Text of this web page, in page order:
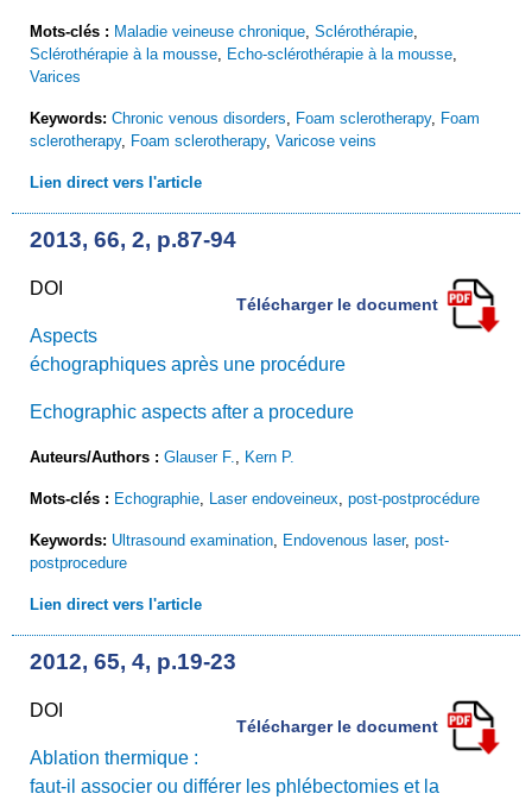
Mots-clés : Maladie veineuse chronique Sclérothérapie
Sclérothérapie à la mousse
Echo-sclérothérapie à la mousse
Varices
Keywords: Chronic venous disorders Foam sclerotherapy, Foam
sclerotherapy, Foam sclerotherapy, Varicose veins
Lien direct vers l'article
2013, 66, 2, p.87-94
DOI
Télécharger le document
Aspects
échographiques après une procédure
Echographic aspects after a procedure
Auteurs/Authors : Glauser F. Kern P.
Mots-clés : Echographie Laser endoveineux post-postprocédure
Keywords: Ultrasound examination Endovenous laser, post-
postprocedure
Lien direct vers l'article
2012, 65, 4, p.19-23
DOI
Télécharger le document
Ablation thermique :
faut-il associer ou différer les phlébectomies et la